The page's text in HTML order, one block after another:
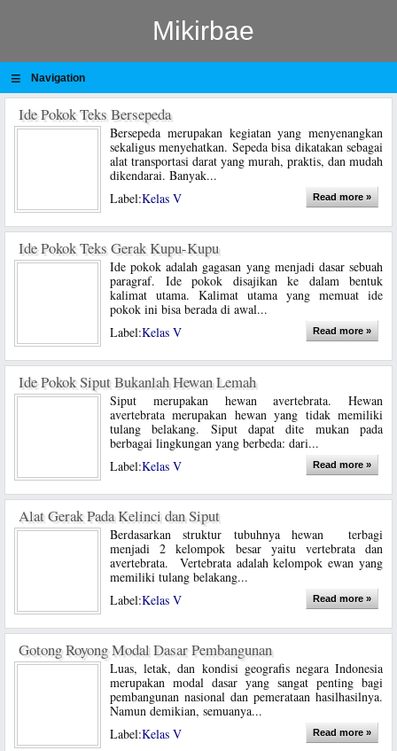
Mikirbae
≡ Navigation
Ide Pokok Teks Bersepeda
Bersepeda merupakan kegiatan yang menyenangkan
sekaligus menyehatkan. Sepeda bisa dikatakan sebagai
alat transportasi darat yang murah, praktis, dan mudah
dikendarai. Banyak...
Label:Kelas V Read more »
Ide Pokok Teks Gerak Kupu-Kupu
Ide pokok adalah gagasan yang menjadi dasar sebuah
paragraf. Ide pokok disajikan ke dalam bentuk
kalimat utama. Kalimat utama yang memuat ide
pokok ini bisa berada di awal...
Label:Kelas V Read more »
Ide Pokok Siput Bukanlah Hewan Lemah
Siput merupakan hewan avertebrata. Hewan
avertebrata merupakan hewan yang tidak memiliki
tulang belakang. Siput dapat dite mukan pada
berbagai lingkungan yang berbeda: dari...
Label:Kelas V Read more »
Alat Gerak Pada Kelinci dan Siput
Berdasarkan struktur tubuhnya hewan terbagi
menjadi 2 kelompok besar yaitu vertebrata dan
avertebrata. Vertebrata adalah kelompok ewan yang
memiliki tulang belakang...
Label:Kelas V Read more »
Gotong Royong Modal Dasar Pembangunan
Luas, letak, dan kondisi geografis negara Indonesia
merupakan modal dasar yang sangat penting bagi
pembangunan nasional dan pemerataan hasilhasilnya.
Namun demikian, semuanya...
Label:Kelas V Read more »